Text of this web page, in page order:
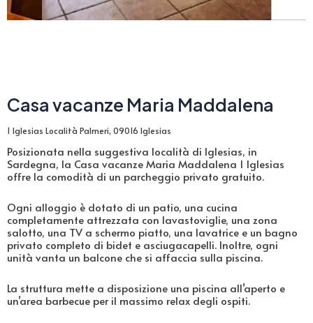
Casa vacanze Maria Maddalena
1 Iglesias Località Palmeri, 09016 Iglesias
Posizionata nella suggestiva località di Iglesias, in
Sardegna, la Casa vacanze Maria Maddalena 1 Iglesias
offre la comodità di un parcheggio privato gratuito.
Ogni alloggio è dotato di un patio, una cucina
completamente attrezzata con lavastoviglie, una zona
salotto, una TV a schermo piatto, una lavatrice e un bagno
privato completo di bidet e asciugacapelli. Inoltre, ogni
unità vanta un balcone che si affaccia sulla piscina.
La struttura mette a disposizione una piscina all’aperto e
un’area barbecue per il massimo relax degli ospiti.